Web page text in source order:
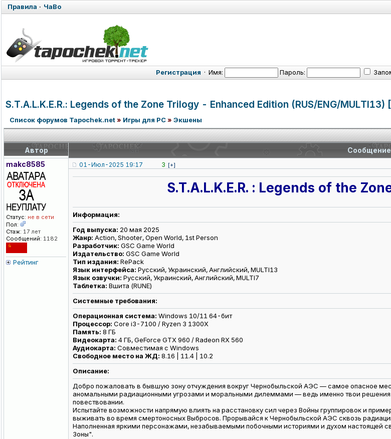
Правила · ЧаВо
Регистрация · Имя: Пароль:
S.T.A.L.K.E.R.: Legends of the Zone Trilogy - Enhanced Edition (RUS/ENG/MULTI13)
Список форумов Tapochek.net» Игры для PC» Экшены
Автор
Сообщение
makc8585
Статус: не в сети
Пол:
Стаж: 17 лет
Сообщений: 1182
Рейтинг
01-Июл-2025 19:17 3 [+]
S.T.A.L.K.E.R. : Legends of the
Информация:
Год выпуска: 20 мая 2025
Жанр: Action, Shooter, Open World, 1st Person
Разработчик: GSC Game World
Издательство: GSC Game World
Тип издания: RePack
Язык интерфейса: Русский, Украинский, Английский, MULTI13
Язык озвучки: Русский, Украинский, Английский, MULTI7
Таблетка: Вшита (RUNE)
Системные требования:
Операционная система: Windows 10/11 64-бит
Процессор: Core i3-7100 / Ryzen 3 1300X
Память: 8 ГБ
Видеокарта: 4 ГБ, GeForce GTX 960 / Radeon RX 560
Аудиокарта: Совместимая с Windows
Свободное место на ЖД: 8.16 | 11.4 | 10.2
Описание:
Добро пожаловать в бывшую зону отчуждения вокруг Чернобыльской АЭС — самое опасное
аномальными радиационными угрозами и моральными дилеммами — ведь именно твои
повествовании.
Испытайте возможности напрямую влиять на расстановку сил через Войны группировок и
выживать во время смертоносных Выбросов. Прорывайся к Чернобыльской АЭС сквозь
Наполненная яркими персонажами, незабываемыми побочными историями и духом настоящей
Зоны".